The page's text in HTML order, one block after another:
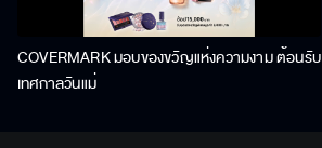
COVERMARK มอบของขวัญแห่งความงาม ต้อนรับ
เทศกาลวันแม่